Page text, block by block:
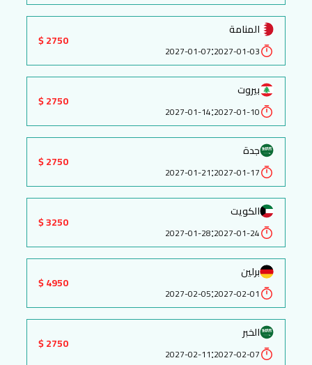
المنامة
2027-01-03
:
2027-01-07
2750 $
بيروت
2027-01-10
:
2027-01-14
2750 $
جدة
2027-01-17
:
2027-01-21
2750 $
الكويت
2027-01-24
:
2027-01-28
3250 $
برلين
2027-02-01
:
2027-02-05
4950 $
الخبر
2027-02-07
:
2027-02-11
2750 $